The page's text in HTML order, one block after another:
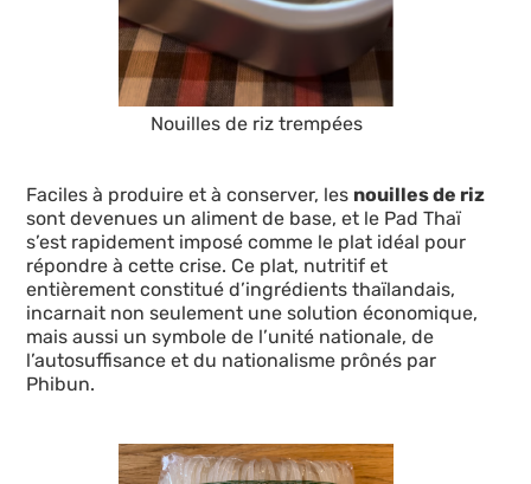
Nouilles de riz trempées
Faciles à produire et à conserver, les nouilles de riz
sont devenues un aliment de base, et le Pad Thaï
s’est rapidement imposé comme le plat idéal pour
répondre à cette crise. Ce plat, nutritif et
entièrement constitué d’ingrédients thaïlandais,
incarnait non seulement une solution économique,
mais aussi un symbole de l’unité nationale, de
l’autosuffisance et du nationalisme prônés par
Phibun.